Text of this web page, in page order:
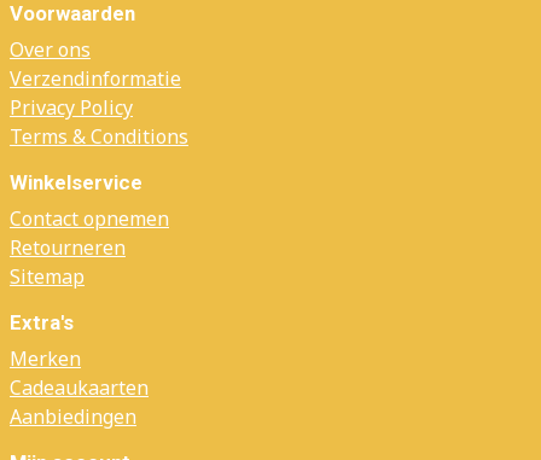
Voorwaarden
Over ons
Verzendinformatie
Privacy Policy
Terms & Conditions
Winkelservice
Contact opnemen
Retourneren
Sitemap
Extra's
Merken
Cadeaukaarten
Aanbiedingen